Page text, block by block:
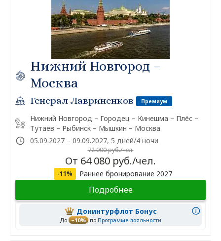
Нижний Новгород –
Москва
Генерал Лавриненков Премиум
Нижний Новгород – Городец – Кинешма – Плёс –
Тутаев – Рыбинск – Мышкин – Москва
05.09.2027 – 09.09.2027, 5 дней/4 ночи
72 000 руб./чел.
От 64 080 руб./чел.
-11% Раннее бронирование 2027
Подробнее
Донинтурфлот Бонус
До –10% по Программе лояльности